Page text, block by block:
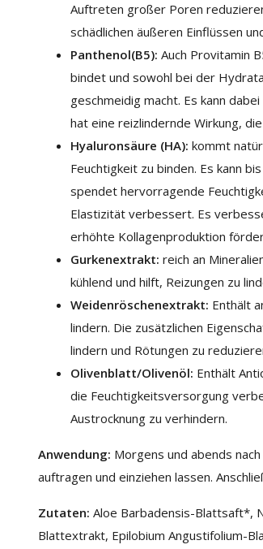
Auftreten großer Poren
schädlichen äußeren Einflüssen
Panthenol(B5): Auch Provitamin
bindet und sowohl bei der
geschmeidig macht. Es kann
hat eine reizlindernde Wirkung,
Hyaluronsäure (HA): kommt
Feuchtigkeit zu binden. Es kann
spendet hervorragende
Elastizität verbessert. Es
erhöhte Kollagenproduktion
Gurkenextrakt: reich an
kühlend und hilft, Reizungen zu
Weidenröschenextrakt: Enthält
lindern. Die zusätzlichen
lindern und Rötungen zu
Olivenblatt/Olivenöl: Enthält
die Feuchtigkeitsversorgung
Austrocknung zu verhindern.
Anwendung: Morgens und abends
auftragen und einziehen lassen.
Zutaten: Aloe Barbadensis-Blattsaft*,
Blattextrakt, Epilobium Angustifolium-